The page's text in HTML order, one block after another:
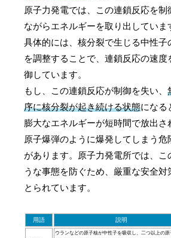
原子力発電では、この連鎖反応を制
ながらエネルギーを取り出していま
具体的には、核分裂で生じる中性子
を調整することで、連鎖反応の速度
御しています。
もし、この連鎖反応が制御を失い、
序に核分裂が起き続ける状態になる
膨大なエネルギーが短時間で放出さ
原子爆弾のように爆発してしまう危
があります。原子力発電所では、こ
うな事態を防ぐため、厳重な安全対
とられています。
用語 説明
ウランなどの原子核が中性子を吸収し、二つ以上の原